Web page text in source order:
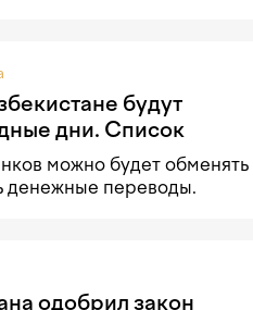
будут
дни. Список
можно будет обменять
денежные переводы.
одобрил закон